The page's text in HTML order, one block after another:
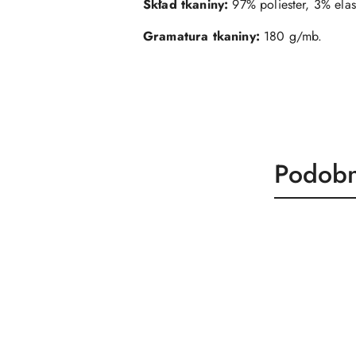
Skład tkaniny: 97% poliester, 3%
Gramatura tkaniny: 180 g/mb.
o